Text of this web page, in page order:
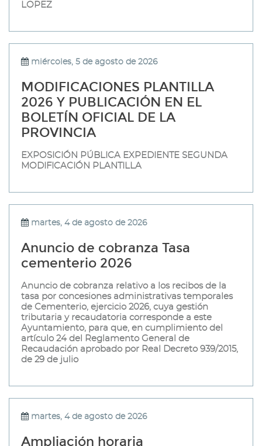
LOPEZ
miércoles, 5 de agosto de 2026
MODIFICACIONES PLANTILLA
2026 Y PUBLICACIÓN EN EL
BOLETÍN OFICIAL DE LA
PROVINCIA
EXPOSICIÓN PÚBLICA EXPEDIENTE SEGUNDA
MODIFICACIÓN PLANTILLA
martes, 4 de agosto de 2026
Anuncio de cobranza Tasa
cementerio 2026
Anuncio de cobranza relativo a los recibos de la
tasa por concesiones administrativas temporales
de Cementerio, ejercicio 2026, cuya gestión
tributaria y recaudatoria corresponde a este
Ayuntamiento, para que, en cumplimiento del
artículo 24 del Reglamento General de
Recaudación aprobado por Real Decreto 939/2015,
de 29 de julio
martes, 4 de agosto de 2026
Ampliación horaria